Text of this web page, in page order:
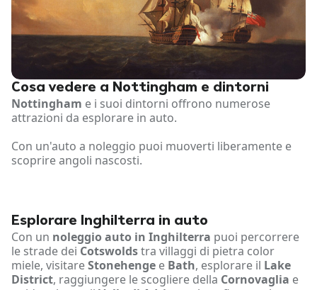
Cosa vedere a Nottingham e dintorni
Nottingham e i suoi dintorni offrono numerose
attrazioni da esplorare in auto.
Con un'auto a noleggio puoi muoverti liberamente e
scoprire angoli nascosti.
Esplorare Inghilterra in auto
Con un noleggio auto in Inghilterra puoi percorrere
le strade dei Cotswoldstra villaggi di pietra color
miele, visitareStonehenge e Bath, esplorare il Lake
District, raggiungere le scogliere della Cornovaglia e